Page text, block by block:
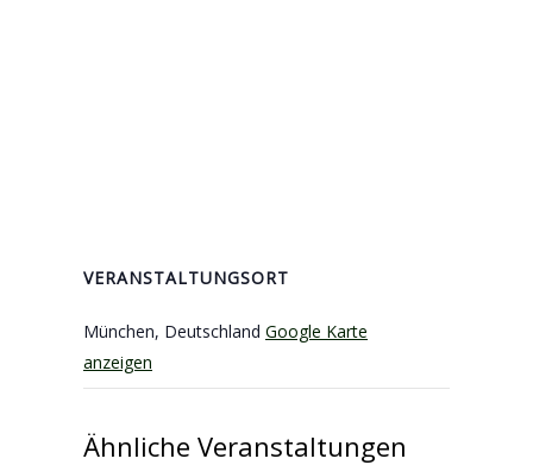
VERANSTALTUNGSORT
München, Deutschland Google Karte
anzeigen
Ähnliche Veranstaltungen